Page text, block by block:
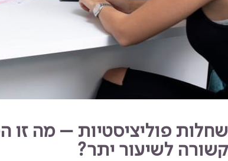
שחלות פוליציסטיות – מה זו
קשורה לשיעור יתר?